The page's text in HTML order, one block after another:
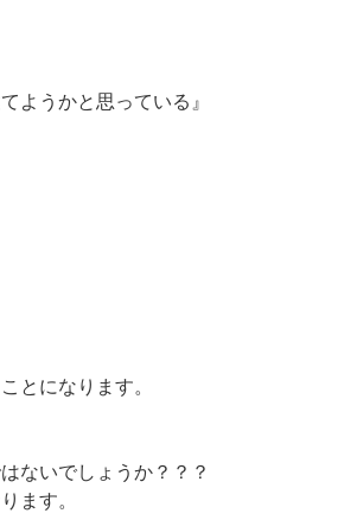
ようかと思っている』
ことになります。
ないでしょうか？？？
ます。